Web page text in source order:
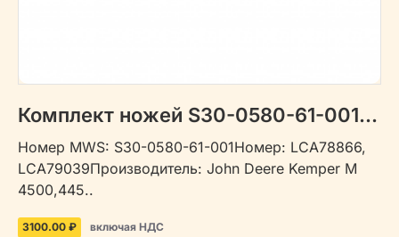
Комплект ножей S30-0580-61-001 желтый
Номер MWS: S30-0580-61-001Номер: LCA78866,
LCA79039Производитель: John Deere Kemper М
4500,445..
3100.00 ₽ включая НДС